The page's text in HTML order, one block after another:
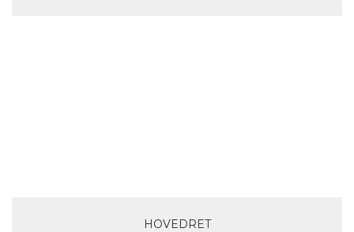
HOVEDRET